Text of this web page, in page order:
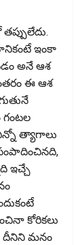
ఇంకా
అనే ఆశ
ఈ ఆశ
గంటల
త్యాగాలు
ఇచ్చే
కోరికలు
దీనిని మనం